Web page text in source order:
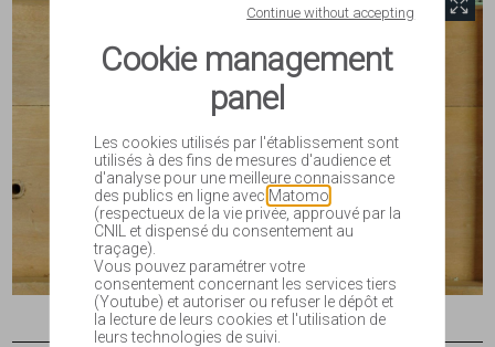
Cookie management
panel
Les cookies utilisés par l'établissement sont
utilisés à des fins de mesures d'audience et
d'analyse pour une meilleure connaissance
des publics en ligne avecMatomo
(respectueux de la vie privée, approuvé par la
CNIL et dispensé du consentement au
traçage).
Vous pouvez paramétrer votre
consentement concernant les services tiers
(Youtube) et autoriser ou refuser le dépôt et
la lecture de leurs cookies et l'utilisation de
leurs technologies de suivi.
Continue without accepting